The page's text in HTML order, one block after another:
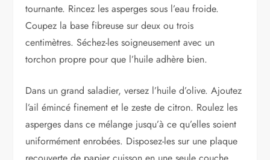
tournante. Rincez les asperges sous l’eau froide.
Coupez la base fibreuse sur deux ou trois
centimètres. Séchez-les soigneusement avec un
torchon propre pour que l’huile adhère bien.
Dans un grand saladier, versez l’huile d’olive. Ajoutez
l’ail émincé finement et le zeste de citron. Roulez les
asperges dans ce mélange jusqu’à ce qu’elles soient
uniformément enrobées. Disposez-les sur une plaque